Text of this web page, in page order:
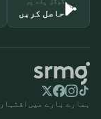
حاصل کریں
ہمارے بارے میں اشتہار